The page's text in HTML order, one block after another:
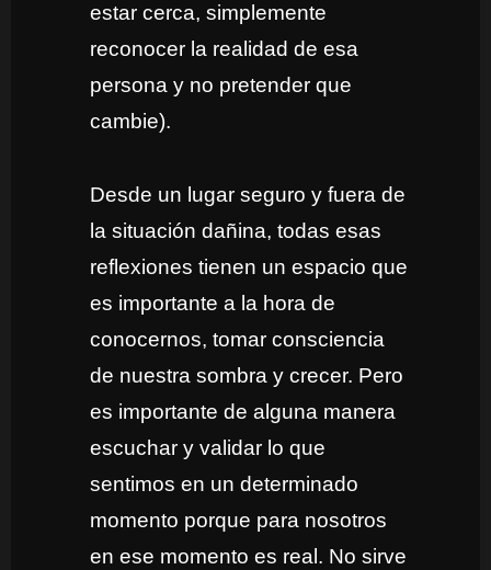
estar cerca, simplemente
reconocer la realidad de esa
persona y no pretender que
cambie).
Desde un lugar seguro y fuera de
la situación dañina, todas esas
reflexiones tienen un espacio que
es importante a la hora de
conocernos, tomar consciencia
de nuestra sombra y crecer. Pero
es importante de alguna manera
escuchar y validar lo que
sentimos en un determinado
momento porque para nosotros
en ese momento es real. No sirve